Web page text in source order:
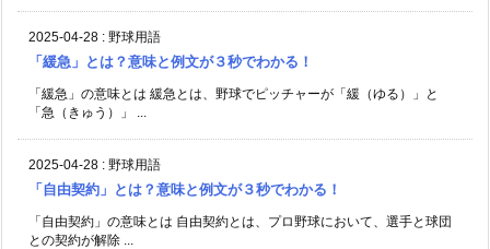
2025-04-28 : 野球用語
「緩急」とは？意味と例文が３秒でわかる！
「緩急」の意味とは 緩急とは、野球でピッチャーが「緩（ゆる）」と
「急（きゅう）」 ...
2025-04-28 : 野球用語
「自由契約」とは？意味と例文が３秒でわかる！
「自由契約」の意味とは 自由契約とは、プロ野球において、選手と球団
との契約が解除 ...